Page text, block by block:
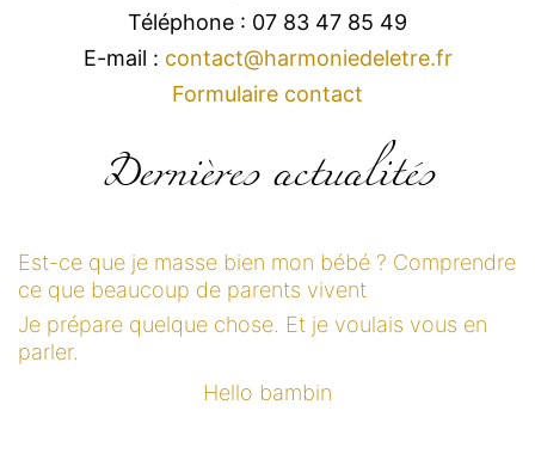
Téléphone : 07 83 47 85 49
E-mail : contact@harmoniedeletre.fr
Formulaire contact
Dernières actualités
Est-ce que je masse bien mon bébé ? Comprendre
ce que beaucoup de parents vivent
Je prépare quelque chose. Et je voulais vous en
parler.
Hello bambin